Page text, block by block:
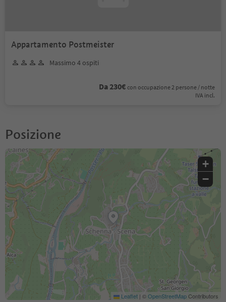
Appartamento Postmeister
Massimo 4 ospiti
Da 230€ con occupazione 2 persone / notte
IVA incl.
Posizione
+
−
Leaflet | ©OpenStreetMapContributors